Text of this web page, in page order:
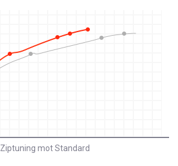
Ziptuning mot Standard